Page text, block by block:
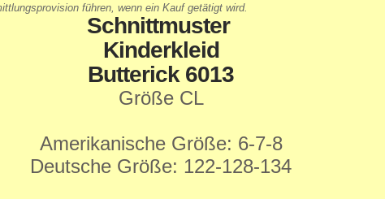
führen, wenn ein Kauf getätigt wird.
Schnittmuster
Kinderkleid
Butterick 6013
Größe CL
Amerikanische Größe: 6-7-8
Deutsche Größe: 122-128-134